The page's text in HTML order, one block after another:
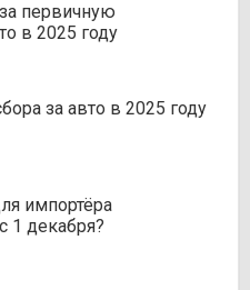
первичную
в 2025 году
за авто в 2025 году
импортёра
1 декабря?